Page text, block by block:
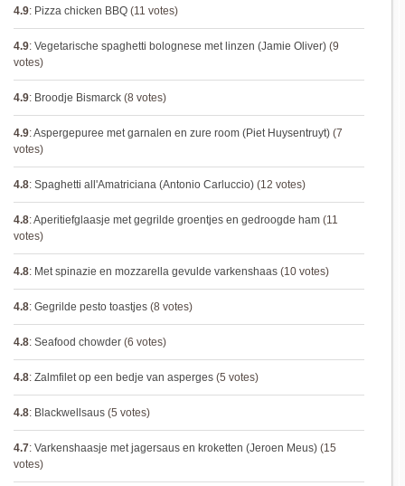
4.9: Pizza chicken BBQ (11 votes)
4.9: Vegetarische spaghetti bolognese met linzen (Jamie Oliver) (9
votes)
4.9: Broodje Bismarck (8 votes)
4.9:Aspergepuree met garnalen en zure room (Piet Huysentruyt) (7
votes)
4.8: Spaghetti all'Amatriciana (Antonio Carluccio) (12 votes)
4.8:Aperitiefglaasje met gegrilde groentjes en gedroogde ham (11
votes)
4.8: Met spinazie en mozzarella gevulde varkenshaas (10 votes)
4.8: Gegrilde pesto toastjes (8 votes)
4.8: Seafood chowder (6 votes)
4.8: Zalmfilet op een bedje van asperges (5 votes)
4.8: Blackwellsaus (5 votes)
4.7: Varkenshaasje met jagersaus en kroketten (Jeroen Meus) (15
votes)